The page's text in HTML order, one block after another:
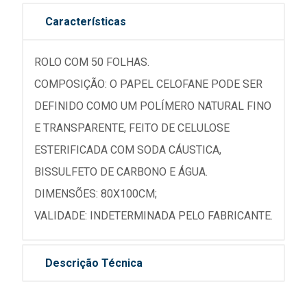
Características
ROLO COM 50 FOLHAS.
COMPOSIÇÃO: O PAPEL CELOFANE PODE SER
DEFINIDO COMO UM POLÍMERO NATURAL FINO
E TRANSPARENTE, FEITO DE CELULOSE
ESTERIFICADA COM SODA CÁUSTICA,
BISSULFETO DE CARBONO E ÁGUA.
DIMENSÕES: 80X100CM;
VALIDADE: INDETERMINADA PELO FABRICANTE.
Descrição Técnica